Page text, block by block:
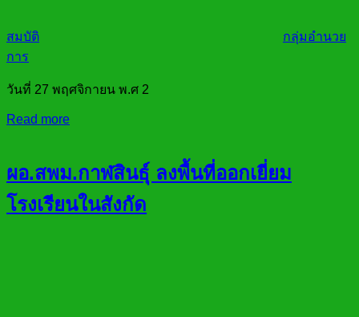
สมบัติ
กลุ่มอำนวย
การ
วันที่ 27 พฤศจิกายน พ.ศ 2
Read more
ผอ.สพม.กาฬสินธ์ุ ลงพื้นที่ออกเยี่ยม
โรงเรียนในสังกัด